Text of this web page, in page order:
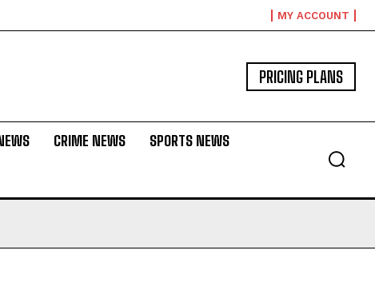
MY ACCOUNT
PRICING PLANS
CRIME NEWS SPORTS NEWS